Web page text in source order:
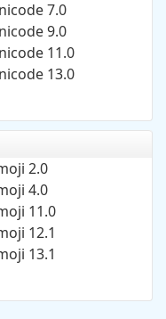
7.0
9.0
11.0
13.0
2.0
4.0
11.0
12.1
13.1